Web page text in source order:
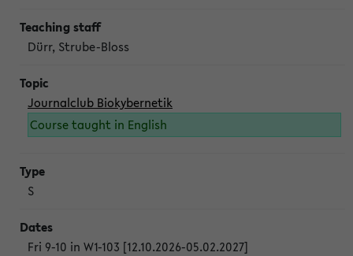
Dürr, Strube-Bloss
Journalclub Biokybernetik
Course taught in English
S
Fri 9-10 in W1-103 [12.10.2026-05.02.2027]